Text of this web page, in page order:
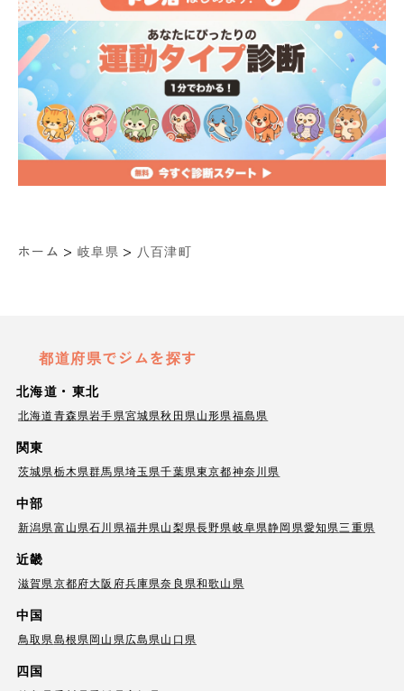
ホーム > 岐阜県 > 八百津町
都道府県でジムを探す
北海道・東北
北海道青森県岩手県宮城県秋田県山形県福島県
関東
茨城県栃木県群馬県埼玉県千葉県東京都神奈川県
中部
新潟県富山県石川県福井県山梨県長野県岐阜県静岡県愛知県三重県
近畿
滋賀県京都府大阪府兵庫県奈良県和歌山県
中国
鳥取県島根県岡山県広島県山口県
四国